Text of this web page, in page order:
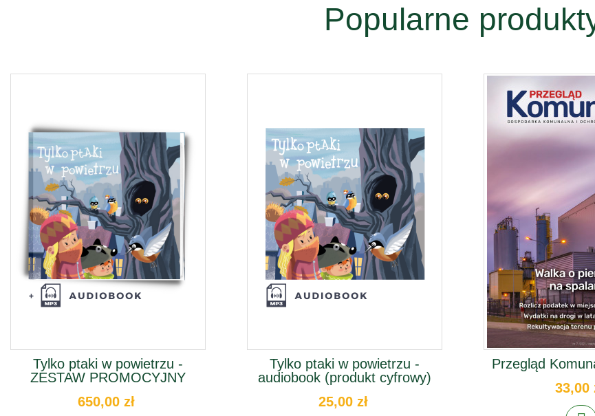
Popularne
Tylko ptaki w powietrzu -
ZESTAW PROMOCYJNY
650,00 zł
Tylko ptaki w powietrzu -
audiobook (produkt cyfrowy)
25,00 zł
Przegląd
33,00